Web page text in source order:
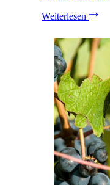
Weiterlesen